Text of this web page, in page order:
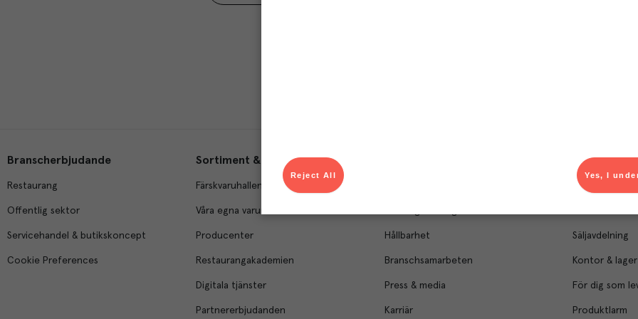
Branscherbjudande
Restaurang
Offentlig sektor
Servicehandel & butikskoncept
Cookie Preferences
Sortiment & tjänster
Färskvaruhallen
Våra egna varumärken
Producenter
Restaurangakademien
Digitala tjänster
Partnererbjudanden
Hållbarhet
Branschsamarbeten
Press & media
Karriär
Kontakt &
Bli kund
Säljavdelning
Kontor & lager
För dig som
Produktlarm
Yes, I
Reject All